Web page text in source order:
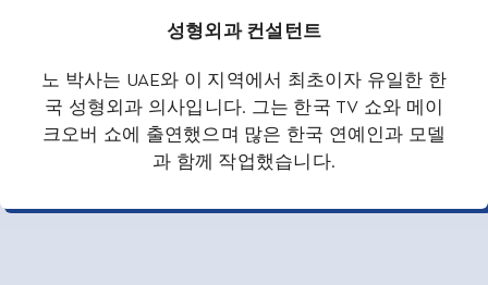
성형외과 컨설턴트
노 박사는 UAE와 이 지역에서 최초이자 유일한 한
국 성형외과 의사입니다. 그는 한국 TV 쇼와 메이
크오버 쇼에 출연했으며 많은 한국 연예인과 모델
과 함께 작업했습니다.